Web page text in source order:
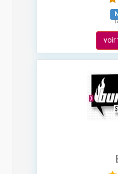
voir